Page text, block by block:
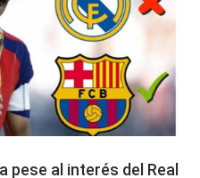
pese al interés del Real